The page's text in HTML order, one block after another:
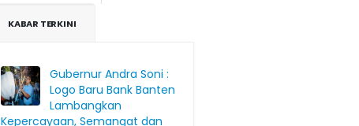
KABAR TERKINI
Gubernur Andra Soni :
Logo Baru Bank Banten
Lambangkan
Kepercayaan, Semangat dan